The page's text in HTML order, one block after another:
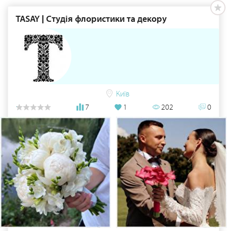
TASAY | Студія флористики та декору
Київ
7
1 202 0